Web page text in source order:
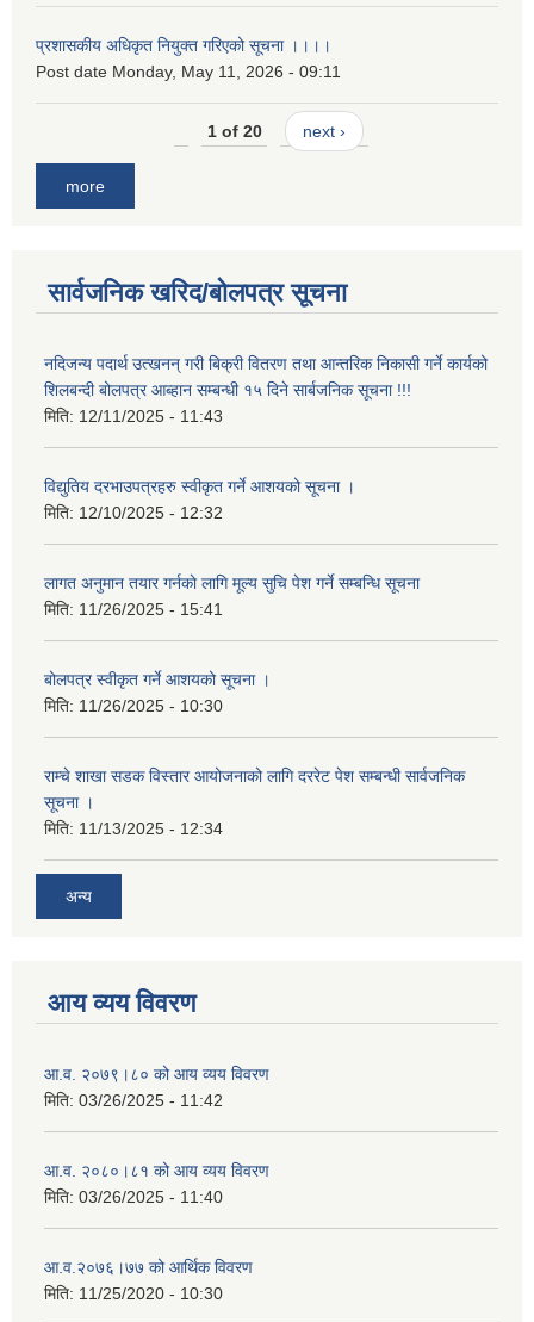
प्रशासकीय अधिकृत नियुक्त गरिएको सूचना ।।।।
Post date Monday, May 11, 2026 - 09:11
1 of 20 next ›
more
सार्वजनिक खरिद/बोलपत्र सूचना
नदिजन्य पदार्थ उत्खनन् गरी बिक्री वितरण तथा आन्तरिक निकासी गर्ने कार्यको
शिलबन्दी बोलपत्र आब्हान सम्बन्धी १५ दिने सार्बजनिक सूचना !!!
मिति: 12/11/2025 - 11:43
विद्युतिय दरभाउपत्रहरु स्वीकृत गर्ने आशयको सूचना ।
मिति: 12/10/2025 - 12:32
लागत अनुमान तयार गर्नकाे लागि मूल्य सुचि पेश गर्ने सम्बन्धि सूचना
मिति: 11/26/2025 - 15:41
बोलपत्र स्वीकृत गर्ने आशयको सूचना ।
मिति: 11/26/2025 - 10:30
राम्चे शाखा सडक विस्तार आयोजनाको लागि दररेट पेश सम्बन्धी सार्वजनिक
सूचना ।
मिति: 11/13/2025 - 12:34
अन्य
आय व्यय विवरण
आ.व. २०७९।८० को आय व्यय विवरण
मिति: 03/26/2025 - 11:42
आ.व. २०८०।८१ को आय व्यय विवरण
मिति: 03/26/2025 - 11:40
आ.व.२०७६।७७ को आर्थिक विवरण
मिति: 11/25/2020 - 10:30